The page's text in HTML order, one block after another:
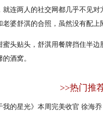
就连两人的社交网都几乎不见
婆舒淇的合照，虽然没有配上
贴头，舒淇用餐牌挡住半边
酒窝。
>>热门推
我的星光》本周完美收官 徐海